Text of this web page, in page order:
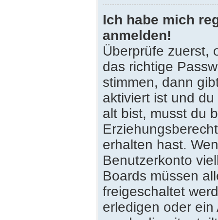
Ich habe mich
anmelden!
Überprüfe zuerst,
das richtige
stimmen, dann
aktiviert ist und
alt bist, musst du
erhalten hast.
Benutzerkonto
Boards müssen
freigeschaltet
erledigen oder